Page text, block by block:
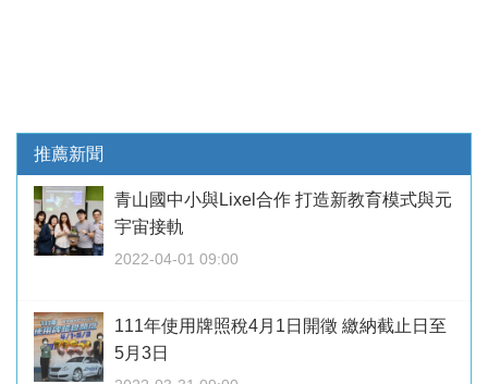
推薦新聞
青山國中小與Lixel合作 打造新教育模式與元
宇宙接軌
2022-04-01 09:00
111年使用牌照稅4月1日開徵 繳納截止日至
5月3日